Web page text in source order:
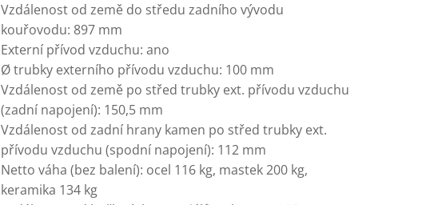
Vzdálenost od země do středu zadního vývodu
kouřovodu: 897 mm
Externí přívod vzduchu: ano
Ø trubky externího přívodu vzduchu: 100 mm
Vzdálenost od země po střed trubky ext. přívodu vzduchu
(zadní napojení): 150,5 mm
Vzdálenost od zadní hrany kamen po střed trubky ext.
přívodu vzduchu (spodní napojení): 112 mm
Netto váha (bez balení): ocel 116 kg, mastek 200 kg,
keramika 134 kg